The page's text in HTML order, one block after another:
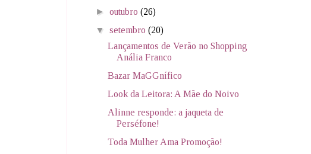
►outubro(26)
▼setembro(20)
Lançamentos de Verão no Shopping
Anália Franco
Bazar MaGGnífico
Look da Leitora: A Mãe do Noivo
Alinne responde: a jaqueta de
Perséfone!
Toda Mulher Ama Promoção!